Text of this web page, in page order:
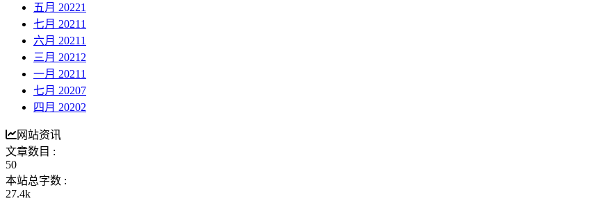
五月 20221
七月 2021 1
六月 2021 1
三月 2021 2
一月 2021 1
七月 20207
四月 20202
网站资讯
文章数目 :
50
本站总字数 :
27.4k